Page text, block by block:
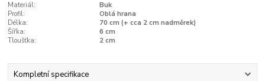
Materiál:
Buk
Profil:
Oblá hrana
Délka:
70 cm (+ cca 2 cm nadměrek)
Šířka:
6 cm
Tloušťka:
2 cm
Kompletní specifikace